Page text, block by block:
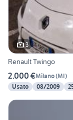
3
Renault Twingo
2.000 €Milano(MI)
Usato
08/2009